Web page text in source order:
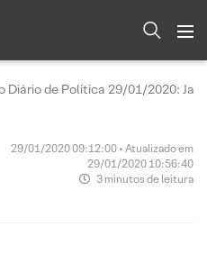
Diário de Política 29/01/2020:
29/01/2020 09:12:00 • Atualizado em
29/01/2020 10:56:40
3 minutos de leitura